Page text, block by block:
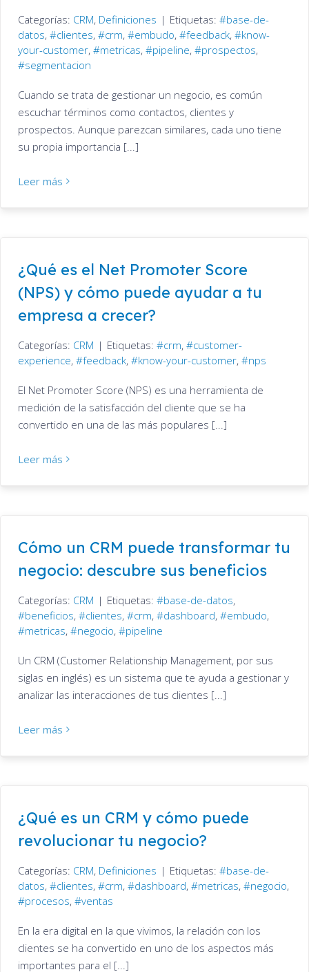
Categorías: CRM, Definiciones | Etiquetas:
base-de-
datos, clientes, crm, embudo, feedback,
know-
your-customer, metricas, pipeline, prospectos,
segmentacion
Cuando se trata de gestionar un negocio, es común
escuchar términos como contactos, clientes y
prospectos. Aunque parezcan similares, cada uno tiene
su propia importancia [...]
Leer más
¿Qué es el Net Promoter Score
(NPS) y cómo puede ayudar a tu
empresa a crecer?
Categorías: CRM | Etiquetas: crm,
customer-
experience, feedback, know-your-customer, nps
El Net Promoter Score (NPS) es una herramienta de
medición de la satisfacción del cliente que se ha
convertido en una de las más populares [...]
Leer más
Cómo un CRM puede transformar tu
negocio: descubre sus beneficios
Categorías: CRM | Etiquetas: base-de-datos,
beneficios, clientes, crm, dashboard, embudo,
metricas, negocio, pipeline
Un CRM (Customer Relationship Management, por sus
siglas en inglés) es un sistema que te ayuda a gestionar y
analizar las interacciones de tus clientes [...]
Leer más
¿Qué es un CRM y cómo puede
revolucionar tu negocio?
Categorías: CRM, Definiciones | Etiquetas:
base-de-
datos, clientes, crm, dashboard, metricas, negocio,
procesos, ventas
En la era digital en la que vivimos, la relación con los
clientes se ha convertido en uno de los aspectos más
importantes para el [...]